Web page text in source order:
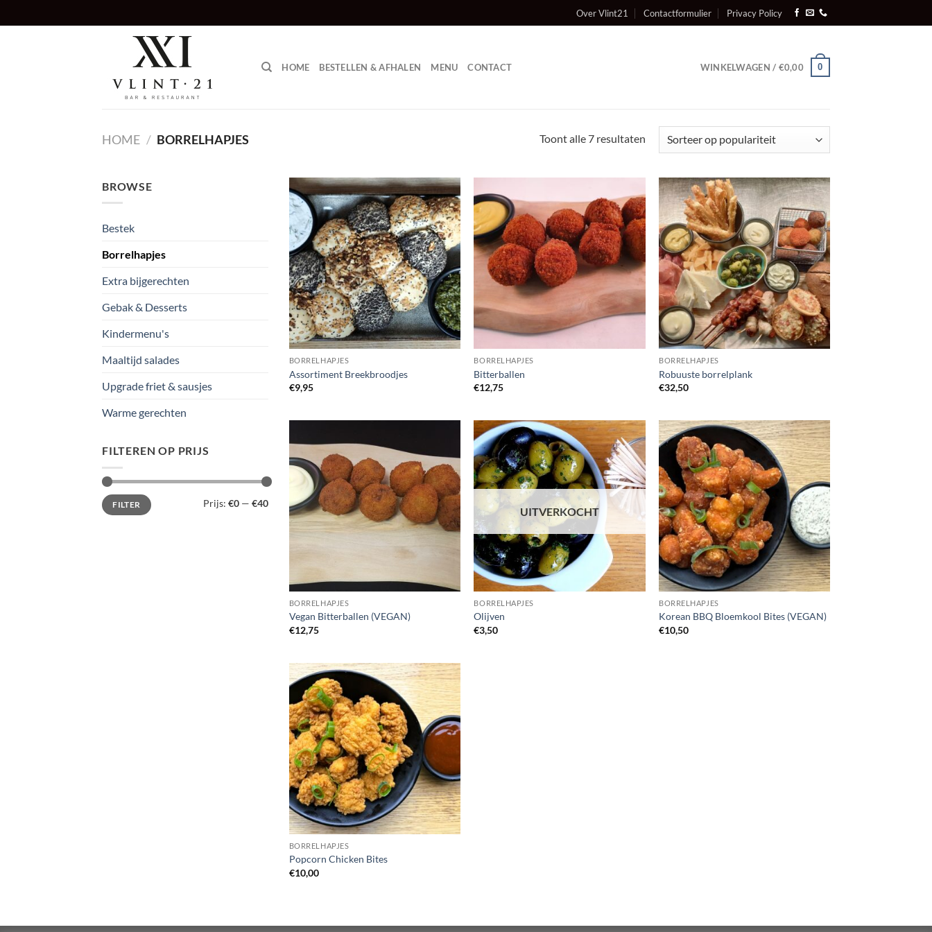
naar
Over Vlint21 Contactformulier Privacy Policy
HOME BESTELLEN & AFHALEN MENU CONTACT WINKELWAGEN / €0,00 0
HOME / BORRELHAPJES Toont alle 7 resultatenGesorteerd
BROWSE
Bestek
Borrelhapjes
Extra bijgerechten
Gebak & Desserts
Kindermenu's
Maaltijd salades
Upgrade friet & sausjes
Warme gerechten
FILTEREN OP PRIJS
Min.
prijs
Max.
prijsFILTER Prijs: €0 — €40
BORRELHAPJES
Assortiment Breekbroodjes
€9,95
BORRELHAPJES
Bitterballen
€12,75
BORRELHAPJES
Robuuste borrelplank
€32,50
BORRELHAPJES
Vegan Bitterballen (VEGAN)
€12,75
UITVERKOCHT
BORRELHAPJES
Olijven
€3,50
BORRELHAPJES
Korean BBQ Bloemkool Bites (VEGAN)
€10,50
BORRELHAPJES
Popcorn Chicken Bites
€10,00